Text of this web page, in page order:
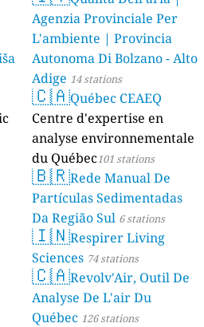
Agenzia Provinciale Per
L'ambiente | Provincia
Autonoma Di Bolzano - Alto
Adige 14 stations
🇨🇦Québec CEAEQ
Centre d'expertise en
analyse environnementale
du Québec101 stations
🇧🇷Rede Manual De
Partículas Sedimentadas
Da Região Sul 6 stations
🇮🇳Respirer Living
Sciences 74 stations
🇨🇦Revolv'Air, Outil De
Analyse De L'air Du
Québec 126 stations